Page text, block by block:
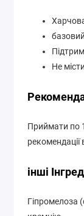
Не
Приймати по
рекомендації
інші
Гіпромелоза